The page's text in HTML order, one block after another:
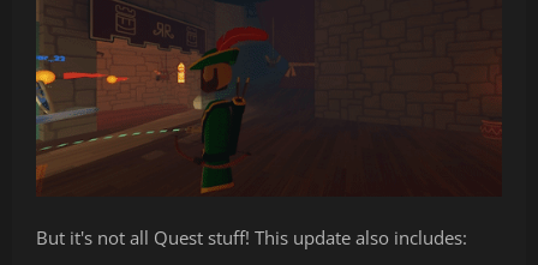
But it's not all Quest stuff! This update also includes: